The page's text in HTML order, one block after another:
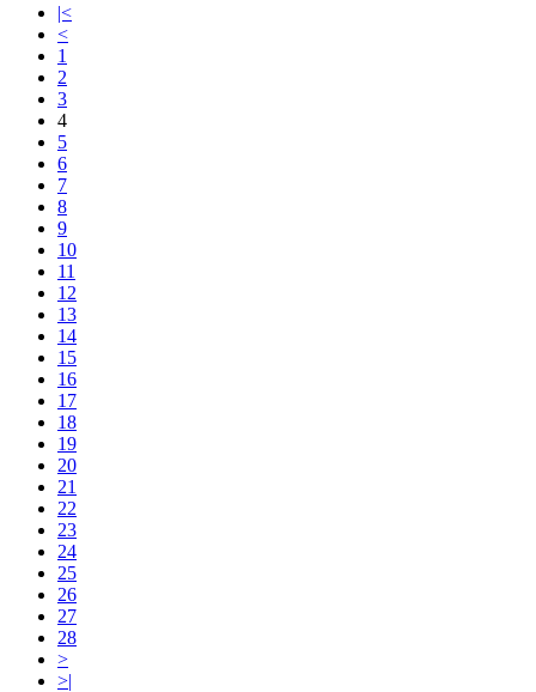
|<
<
1
2
3
4
5
6
7
8
9
10
11
12
13
14
15
16
17
18
19
20
21
22
23
24
25
26
27
28
>
>|